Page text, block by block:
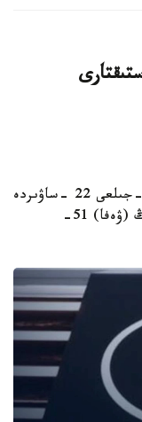
استانا. KAZINFORM - استانادا 2027 -جىلعى 22 -ساۋىردە
ەۋروپالىق فۋتبول قاۋىمداستىقتارى وداعىنىڭ (ۋەفا) 51-